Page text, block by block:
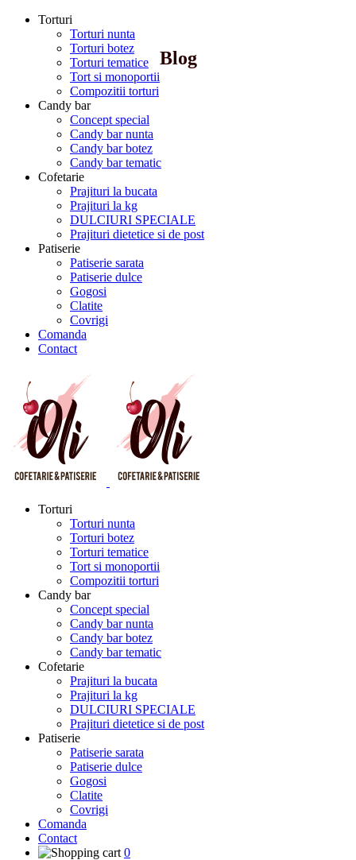
Torturi
Torturi nunta
Torturi botez
Torturi tematice
Tort si monoportii
Compozitii torturi
Candy bar
Concept special
Candy bar nunta
Candy bar botez
Candy bar tematic
Cofetarie
Prajituri la bucata
Prajituri la kg
DULCIURI SPECIALE
Prajituri dietetice si de post
Patiserie
Patiserie sarata
Patiserie dulce
Gogosi
Clatite
Covrigi
Comanda
Contact
Torturi
Torturi nunta
Torturi botez
Torturi tematice
Tort si monoportii
Compozitii torturi
Candy bar
Concept special
Candy bar nunta
Candy bar botez
Candy bar tematic
Cofetarie
Prajituri la bucata
Prajituri la kg
DULCIURI SPECIALE
Prajituri dietetice si de post
Patiserie
Patiserie sarata
Patiserie dulce
Gogosi
Clatite
Covrigi
Comanda
Contact
0
Blog